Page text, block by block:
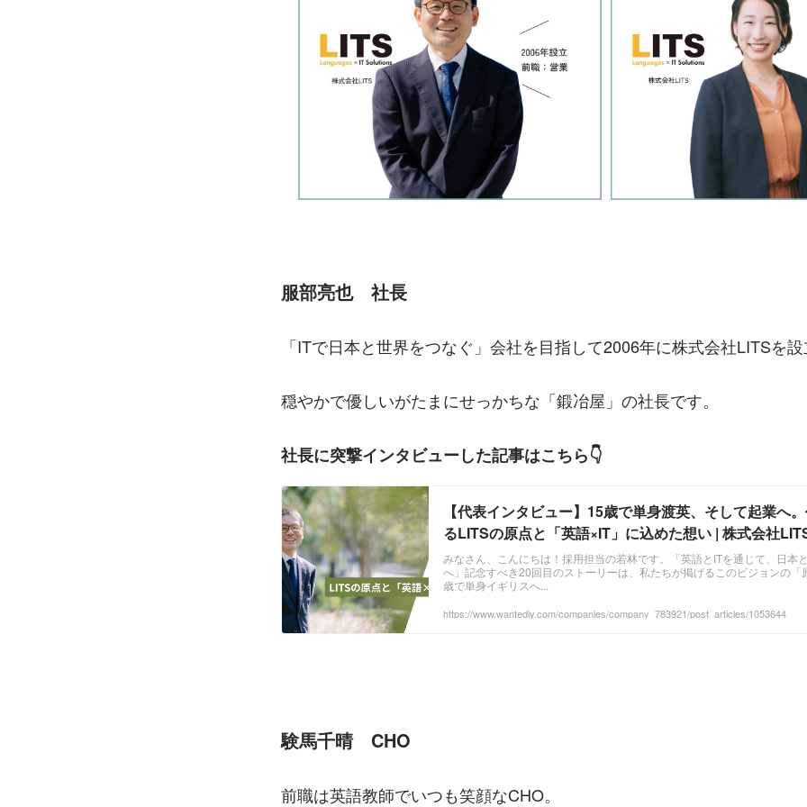
服部亮也　社長
「ITで日本と世界をつなぐ」会社を目指して2006年に株式会社LITSを
穏やかで優しいがたまにせっかちな「鍛冶屋」の社長です。
社長に突撃インタビューした記事はこちら👇
【代表インタビュー】15歳で単身渡英、そして起業へ
るLITSの原点と「英語×IT」に込めた想い | 株式会社
みなさん、こんにちは！採用担当の若林です。「英語とITを通じて、日本
へ」記念すべき20回目のストーリーは、私たちが掲げるこのビジョンの「
歳で単身イギリスへ...
https://www.wantedly.com/companies/company_783921/post_articles/1053644
験馬千晴　CHO
前職は英語教師でいつも笑顔なCHO。